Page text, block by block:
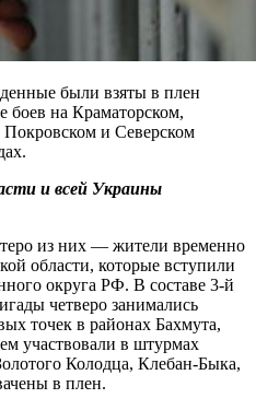
были взяты в плен
боев на Краматорском,
и Северском
и всей Украины
из них — жители временно
области, которые вступили
округа РФ. В составе 3-й
четверо занимались
точек в районах Бахмута,
участвовали в штурмах
Колодца, Клебан-Быка,
в плен.